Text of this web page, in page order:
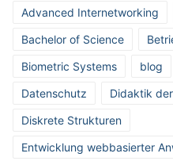
Advanced Internetworking
Bachelor of Science
Biometric Systems
blog
Datenschutz
Didaktik
Diskrete Strukturen
Entwicklung webbasierter